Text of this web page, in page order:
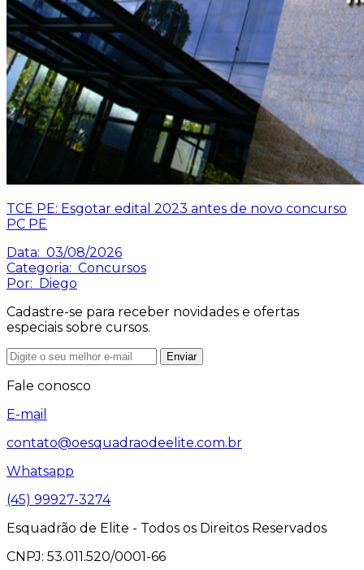
TCE PE: Esgotar edital 2023 antes de novo concurso
PC PE
Data: 03/08/2026
Categoria: Concursos
Por:
Diego
Cadastre-se para receber novidades e ofertas
especiais sobre cursos.
Enviar
Fale conosco
E-mail
contato@oesquadraodeelite.com.br
Whatsapp
(45) 99927-3274
Esquadrão de Elite - Todos os Direitos Reservados
CNPJ: 53.011.520/0001-66